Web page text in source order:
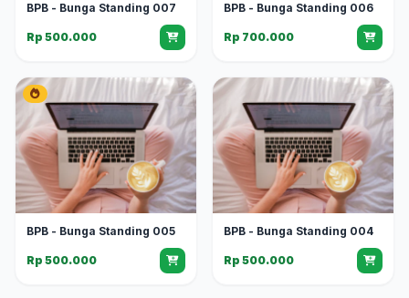
BPB - Bunga Standing 007
Rp 500.000
BPB - Bunga Standing 006
Rp 700.000
BPB - Bunga Standing 005
Rp 500.000
BPB - Bunga Standing 004
Rp 500.000